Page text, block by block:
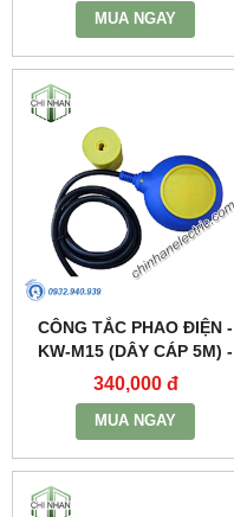
MUA NGAY
CÔNG TẮC PHAO ĐIỆN -
KW-M15 (DÂY CÁP 5M) -
KAWASAN
340,000 đ
MUA NGAY